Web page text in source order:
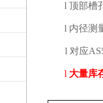
l 顶部槽
l 内径测
l 对应
l 大量库